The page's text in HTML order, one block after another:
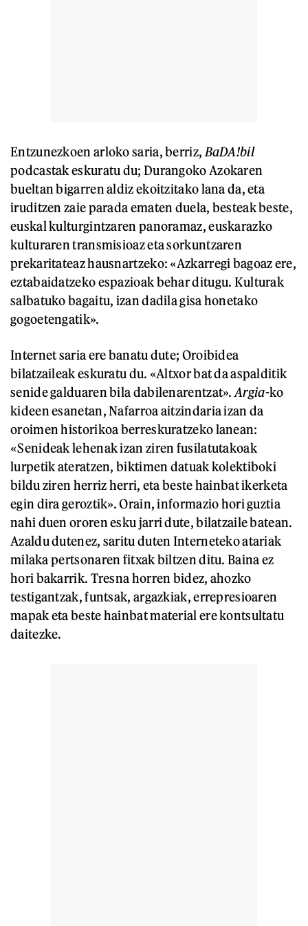
Entzunezkoen arloko saria, berriz, BaDA!bil
podcastak eskuratu du; Durangoko Azokaren
bueltan bigarren aldiz ekoitzitako lana da, eta
iruditzen zaie parada ematen duela, besteak beste,
euskal kulturgintzaren panoramaz, euskarazko
kulturaren transmisioaz eta sorkuntzaren
prekaritateaz hausnartzeko: «Azkarregi bagoaz ere,
eztabaidatzeko espazioak behar ditugu. Kulturak
salbatuko bagaitu, izan dadila gisa honetako
gogoetengatik».
Internet saria ere banatu dute; Oroibidea
bilatzaileak eskuratu du. «Altxor bat da aspalditik
senide galduaren bila dabilenarentzat». Argia-ko
kideen esanetan, Nafarroa aitzindaria izan da
oroimen historikoa berreskuratzeko lanean:
«Senideak lehenak izan ziren fusilatutakoak
lurpetik ateratzen, biktimen datuak kolektiboki
bildu ziren herriz herri, eta beste hainbat ikerketa
egin dira geroztik». Orain, informazio hori guztia
nahi duen ororen esku jarri dute, bilatzaile batean.
Azaldu dutenez, saritu duten Interneteko atariak
milaka pertsonaren fitxak biltzen ditu. Baina ez
hori bakarrik. Tresna horren bidez, ahozko
testigantzak, funtsak, argazkiak, errepresioaren
mapak eta beste hainbat material ere kontsultatu
daitezke.